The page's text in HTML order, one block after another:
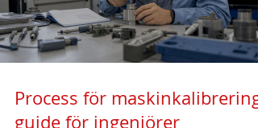
Process för maskinkalibrering:
guide för ingenjörer